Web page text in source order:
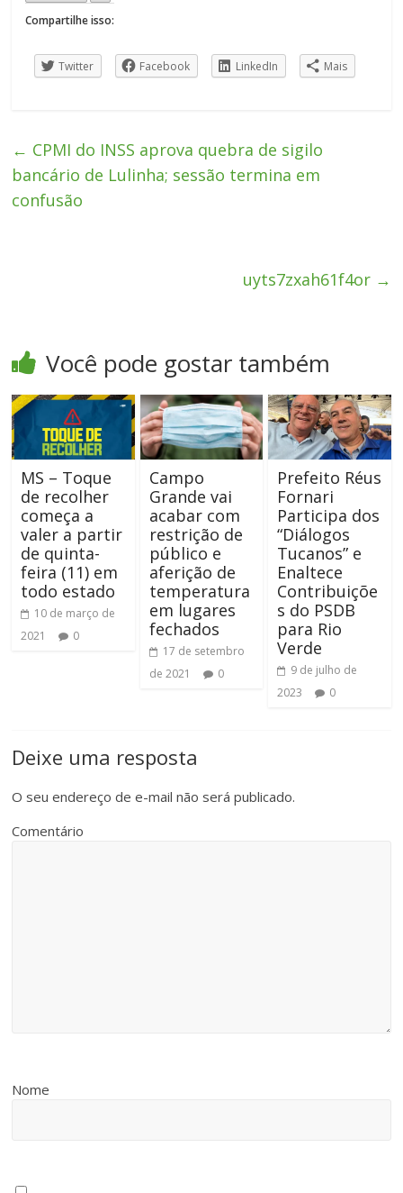
Compartilhe isso:
Twitter Facebook LinkedIn Mais
← CPMI do INSS aprova quebra de sigilo
bancário de Lulinha; sessão termina em
confusão
uyts7zxah61f4or →
Você pode gostar também
MS – Toque
de recolher
começa a
valer a partir
de quinta-
feira (11) em
todo estado
10 de março de
2021
0
Campo
Grande vai
acabar com
restrição de
público e
aferição de
temperatura
em lugares
fechados
17 de setembro
de 2021
0
Prefeito Réus
Fornari
Participa dos
“Diálogos
Tucanos” e
Enaltece
Contribuiçõe
s do PSDB
para Rio
Verde
9 de julho de
2023
0
Deixe uma resposta
O seu endereço de e-mail não será publicado.
Comentário
Nome